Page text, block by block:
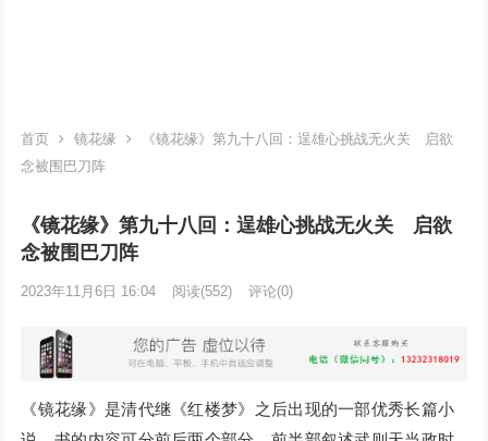
首页 镜花缘
《镜花缘》第九十八回：逞雄心挑战无火关 启欲
念被围巴刀阵
《镜花缘》第九十八回：逞雄心挑战无火关 启欲
念被围巴刀阵
2023年11月6日 16:04 阅读(552) 评论(0)
《镜花缘》是清代继《红楼梦》之后出现的一部优秀长篇小